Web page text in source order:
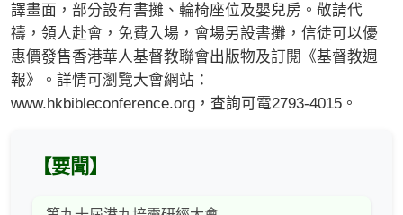
譯畫面，部分設有書攤、輪椅座位及嬰兒房。敬請代
禱，領人赴會，免費入場，會場另設書攤，信徒可以優
惠價發售香港華人基督教聯會出版物及訂閱《基督教週
報》。詳情可瀏覽大會網站：
www.hkbibleconference.org，查詢可電2793-4015。
【要聞】